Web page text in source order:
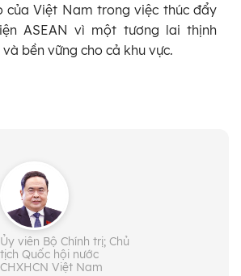
của Việt Nam trong việc thúc đẩy
ASEAN vì một tương lai thịnh
bền vững cho cả khu vực.
Ủy viên Bộ Chính trị; Chủ
tịch Quốc hội nước
CHXHCN Việt Nam